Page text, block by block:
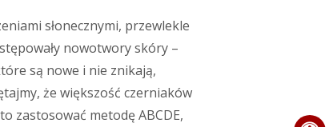
słonecznymi, przewlekle
nowotwory skóry –
są nowe i nie znikają,
że większość czerniaków
zastosować metodę ABCDE,